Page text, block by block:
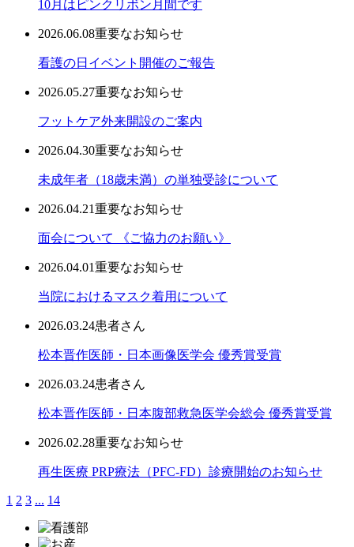
10月はピンクリボン月間です
2026.06.08重要なお知らせ
看護の日イベント開催のご報告
2026.05.27重要なお知らせ
フットケア外来開設のご案内
2026.04.30重要なお知らせ
未成年者（18歳未満）の単独受診について
2026.04.21重要なお知らせ
面会について 《ご協力のお願い》
2026.04.01重要なお知らせ
当院におけるマスク着用について
2026.03.24患者さん
松本晋作医師・日本画像医学会 優秀賞受賞
2026.03.24患者さん
松本晋作医師・日本腹部救急医学会総会 優秀賞受賞
2026.02.28重要なお知らせ
再生医療 PRP療法（PFC-FD）診療開始のお知らせ
1 2 3 ... 14